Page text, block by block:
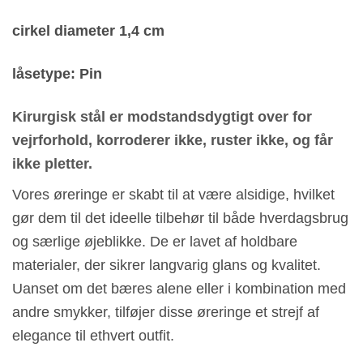
cirkel diameter 1,4 cm
låsetype: Pin
Kirurgisk stål er modstandsdygtigt over for
vejrforhold, korroderer ikke, ruster ikke, og får
ikke pletter.
Vores øreringe er skabt til at være alsidige, hvilket
gør dem til det ideelle tilbehør til både hverdagsbrug
og særlige øjeblikke. De er lavet af holdbare
materialer, der sikrer langvarig glans og kvalitet.
Uanset om det bæres alene eller i kombination med
andre smykker, tilføjer disse øreringe et strejf af
elegance til ethvert outfit.